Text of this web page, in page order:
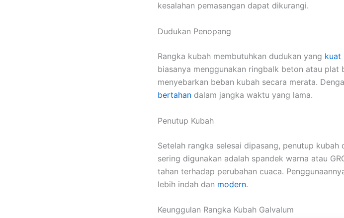
kesalahan pemasangan dapat dikurangi.
Dudukan Penopang
Rangka kubah membutuhkan dudukan yang kuat
biasanya menggunakan ringbalk beton atau plat
menyebarkan beban kubah secara merata.
bertahan dalam jangka waktu yang lama.
Penutup Kubah
Setelah rangka selesai dipasang, penutup
sering digunakan adalah spandek warna atau
tahan terhadap perubahan cuaca.
lebih indah dan modern.
Keunggulan Rangka Kubah Galvalum